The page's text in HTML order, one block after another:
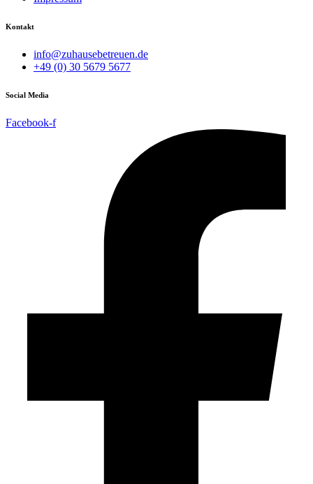
Kontakt
info@zuhausebetreuen.de
+49 (0) 30 5679 5677
Social Media
Facebook-f